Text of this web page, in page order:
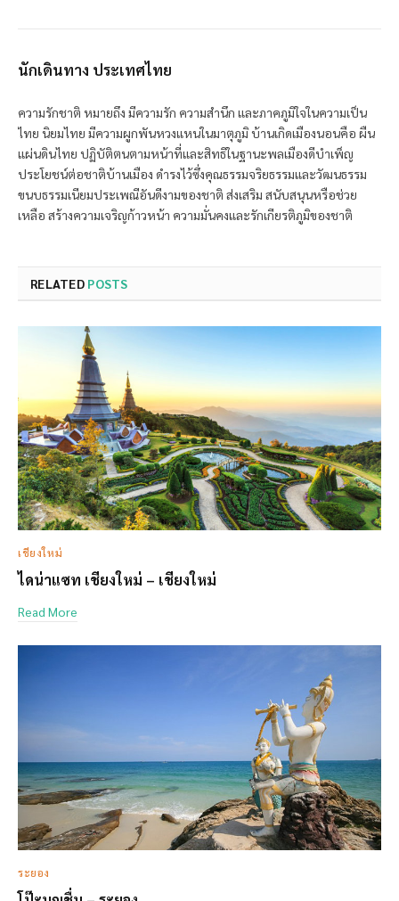
นักเดินทาง ประเทศไทย
ความรักชาติ หมายถึง มีความรัก ความสำนึก และภาคภูมิใจในความเป็น
ไทย นิยมไทย มีความผูกพันหวงแหนในมาตุภูมิ บ้านเกิดเมืองนอนคือ ผืน
แผ่นดินไทย ปฏิบัติตนตามหน้าที่และสิทธิในฐานะพลเมืองดีบำเพ็ญ
ประโยชน์ต่อชาติบ้านเมือง ดำรงไว้ซึ่งคุณธรรมจริยธรรมและวัฒนธรรม
ขนบธรรมเนียมประเพณีอันดีงามของชาติ ส่งเสริม สนับสนุนหรือช่วย
เหลือ สร้างความเจริญก้าวหน้า ความมั่นคงและรักเกียรติภูมิของชาติ
RELATED POSTS
เชียงใหม่
ไดน่าแซท เชียงใหม่ – เชียงใหม่
Read More
ระยอง